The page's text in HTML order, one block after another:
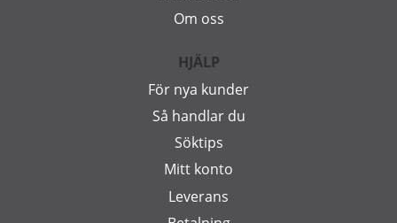
Om oss
HJÄLP
För nya kunder
Så handlar du
Söktips
Mitt konto
Leverans